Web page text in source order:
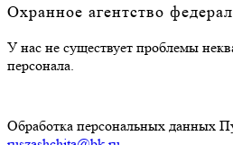
Охранное агентство
У нас не существует проблемы
персонала.
Обработка персональных данных